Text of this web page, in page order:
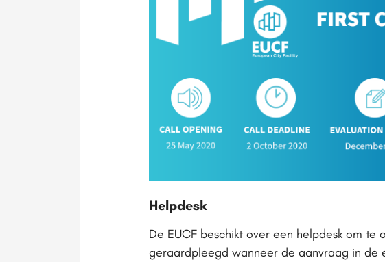
Helpdesk
De EUCF beschikt over een helpdesk om
geraardpleegd wanneer de aanvraag in